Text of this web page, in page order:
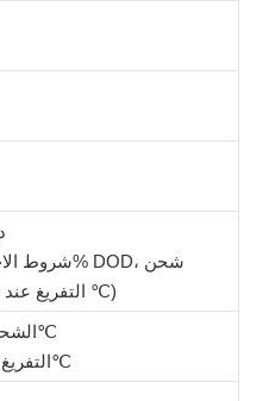
0.2C&التفريغ عند +25 ℃)
الشحن:0℃~60℃
التفريغ:-10℃~60℃